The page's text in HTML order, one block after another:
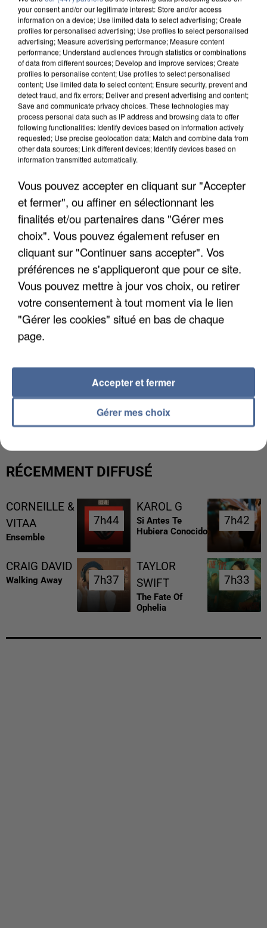
APRÈS TOUTES CES CANICULES, LES REFUGES
DE FAUNE SAUVAGE SONT...
L’UN DES FONDATEURS SUPPOSÉS DE LA DZ
MAFIA INTERPELLÉ EN ALGÉRIE
RÉCEMMENT DIFFUSÉ
CORNEILLE &
VITAA
Ensemble
7h44
7h44
KAROL G
Si Antes Te
Hubiera Conocido
7h42
7h42
CRAIG DAVID
Walking Away 7h37
7h37
TAYLOR
SWIFT
The Fate Of
Ophelia
7h33
7h33
your consent and/or our legitimate interest: Store and/or access
information on a device; Use limited data to select advertising; Create
profiles for personalised advertising; Use profiles to select personalised
advertising; Measure advertising performance; Measure content
performance; Understand audiences through statistics or combinations
of data from different sources; Develop and improve services; Create
profiles to personalise content; Use profiles to select personalised
content; Use limited data to select content; Ensure security, prevent and
detect fraud, and fix errors; Deliver and present advertising and content;
Save and communicate privacy choices. These technologies may
process personal data such as IP address and browsing data to offer
following functionalities: Identify devices based on information actively
requested; Use precise geolocation data; Match and combine data from
other data sources; Link different devices; Identify devices based on
information transmitted automatically.
Vous pouvez accepter en cliquant sur "Accepter
et fermer", ou affiner en sélectionnant les
finalités et/ou partenaires dans "Gérer mes
choix". Vous pouvez également refuser en
cliquant sur "Continuer sans accepter". Vos
préférences ne s'appliqueront que pour ce site.
Vous pouvez mettre à jour vos choix, ou retirer
votre consentement à tout moment via le lien
"Gérer les cookies" situé en bas de chaque
page.
Gérer mes choix
Accepter et fermer